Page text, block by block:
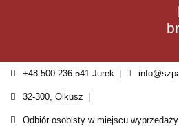
+48 500 236 541 Jurek
32-300, Olkusz
Odbiór osobisty w miejscu